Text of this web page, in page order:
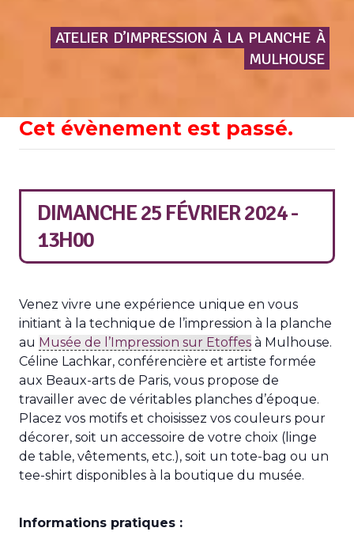
ATELIER D’IMPRESSION À LA PLANCHE À
MULHOUSE
Cet évènement est passé.
DIMANCHE 25 FÉVRIER 2024 -
13H00
Venez vivre une expérience unique en vous
initiant à la technique de l’impression à la planche
au Musée de l’Impression sur Etoffes à Mulhouse.
Céline Lachkar, conférencière et artiste formée
aux Beaux-arts de Paris, vous propose de
travailler avec de véritables planches d’époque.
Placez vos motifs et choisissez vos couleurs pour
décorer, soit un accessoire de votre choix (linge
de table, vêtements, etc.), soit un tote-bag ou un
tee-shirt disponibles à la boutique du musée.
Informations pratiques :